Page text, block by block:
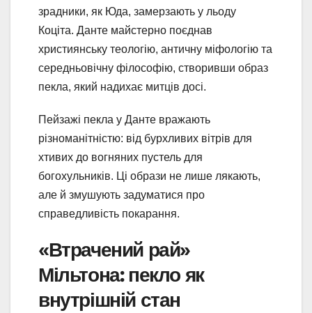
зрадники, як Юда, замерзають у льоду
Коціта. Данте майстерно поєднав
християнську теологію, античну міфологію та
середньовічну філософію, створивши образ
пекла, який надихає митців досі.
Пейзажі пекла у Данте вражають
різноманітністю: від бурхливих вітрів для
хтивих до вогняних пустель для
богохульників. Ці образи не лише лякають,
але й змушують задуматися про
справедливість покарання.
«Втрачений рай»
Мільтона: пекло як
внутрішній стан